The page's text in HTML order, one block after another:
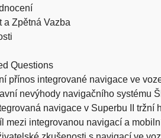
a Zpětná Vazba
Questions
přínos integrované navigace ve
nevýhody navigačního systému
navigace v Superbu II tržní
mezi integrovanou navigací a